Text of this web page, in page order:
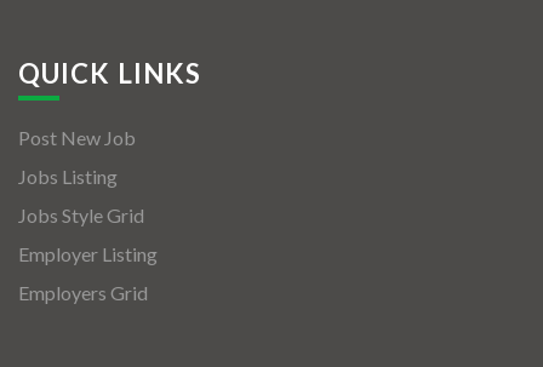
QUICK LINKS
Post New Job
Jobs Listing
Jobs Style Grid
Employer Listing
Employers Grid